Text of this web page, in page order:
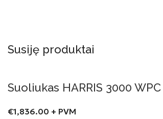
Susiję produktai
Suoliukas HARRIS 3000 WPC
€1,836.00 + PVM